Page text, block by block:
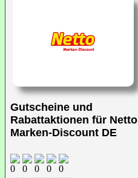
Gutscheine und
Rabattaktionen für Netto
Marken-Discount DE